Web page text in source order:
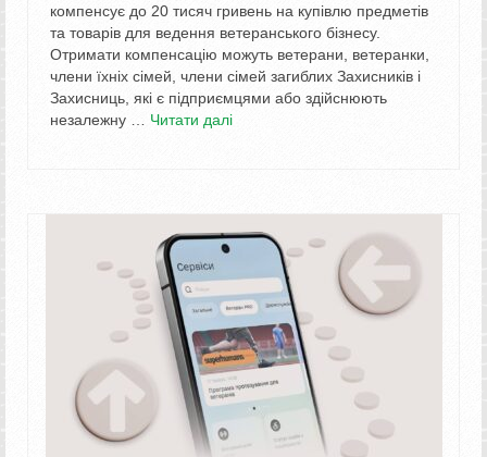
компенсує до 20 тисяч гривень на купівлю предметів
та товарів для ведення ветеранського бізнесу.
Отримати компенсацію можуть ветерани, ветеранки,
члени їхніх сімей, члени сімей загиблих Захисників і
Захисниць, які є підприємцями або здійснюють
незалежну … Читати далі